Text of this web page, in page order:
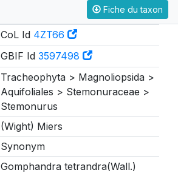
Fiche du taxon
CoL Id 4ZT66
GBIF Id 3597498
Tracheophyta > Magnoliopsida >
Aquifoliales > Stemonuraceae >
Stemonurus
(Wight) Miers
Synonym
Gomphandra tetrandra(Wall.)